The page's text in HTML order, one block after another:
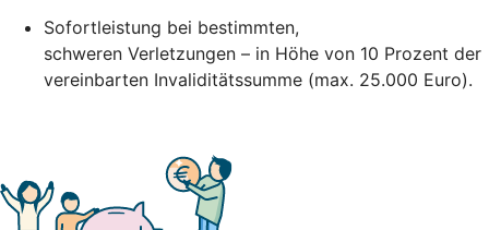
Sofortleistung bei bestimmten,
schweren Verletzungen – in Höhe von 10 Prozent der
vereinbarten Invaliditätssumme (max. 25.000 Euro).